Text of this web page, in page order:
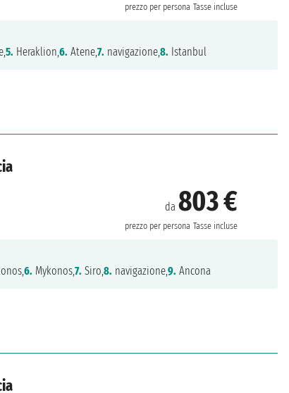
prezzo per persona Tasse incluse
5. Heraklion,6. Atene,7. navigazione,8. Istanbul
da803 €
prezzo per persona Tasse incluse
6. Mykonos,7. Siro,8. navigazione,9. Ancona